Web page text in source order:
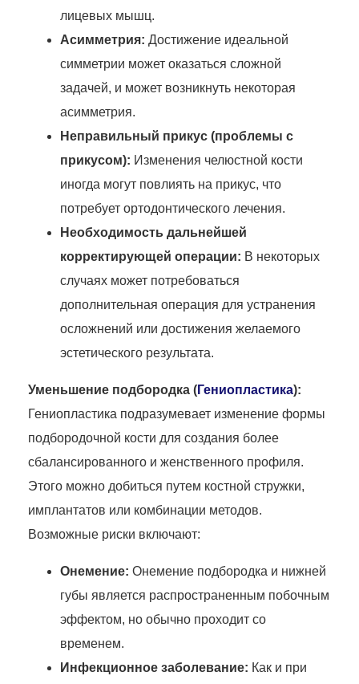
лицевых мышц.
Асимметрия: Достижение идеальной
симметрии может оказаться сложной
задачей, и может возникнуть некоторая
асимметрия.
Неправильный прикус (проблемы с
прикусом): Изменения челюстной кости
иногда могут повлиять на прикус, что
потребует ортодонтического лечения.
Необходимость дальнейшей
корректирующей операции: В некоторых
случаях может потребоваться
дополнительная операция для устранения
осложнений или достижения желаемого
эстетического результата.
Уменьшение подбородка (Гениопластика):
Гениопластика подразумевает изменение формы
подбородочной кости для создания более
сбалансированного и женственного профиля.
Этого можно добиться путем костной стружки,
имплантатов или комбинации методов.
Возможные риски включают:
Онемение: Онемение подбородка и нижней
губы является распространенным побочным
эффектом, но обычно проходит со
временем.
Инфекционное заболевание: Как и при